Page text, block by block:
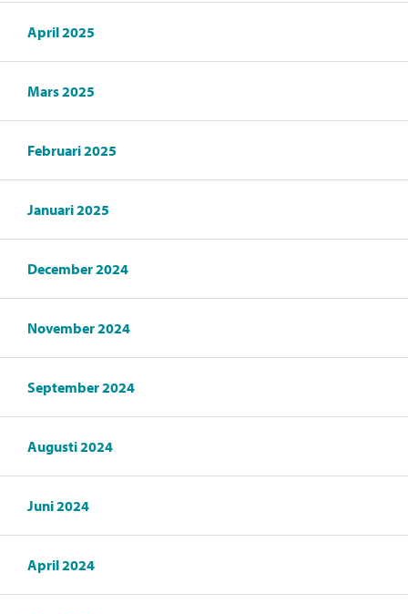
April 2025
Mars 2025
Februari 2025
Januari 2025
December 2024
November 2024
September 2024
Augusti 2024
Juni 2024
April 2024